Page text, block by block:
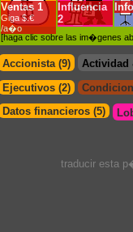
Ventas 1
Giga $.€
/a�o
Influencia
2
[haga clic sobre las im�genes
Accionista (9)
Actividad
Ejecutivos (2)
Datos financieros (5)
traducir esta